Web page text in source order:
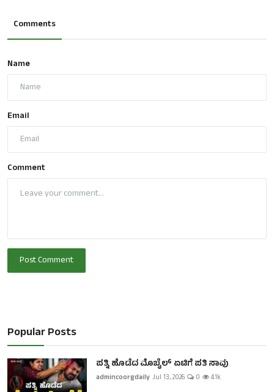
Comments
Name
Email
Comment
Post Comment
Popular Posts
ಪತ್ನಿ ಹೊಡೆದ ಮೊಬೈಲ್ ಏಟಿಗೆ ಪತಿ ಸಾವು
admincoorgdaily Jul 13, 2026 0 4.1k